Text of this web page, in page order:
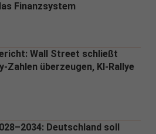
Finanzsystem
Wall Street schließt
Zahlen überzeugen, KI-Rallye
Deutschland soll